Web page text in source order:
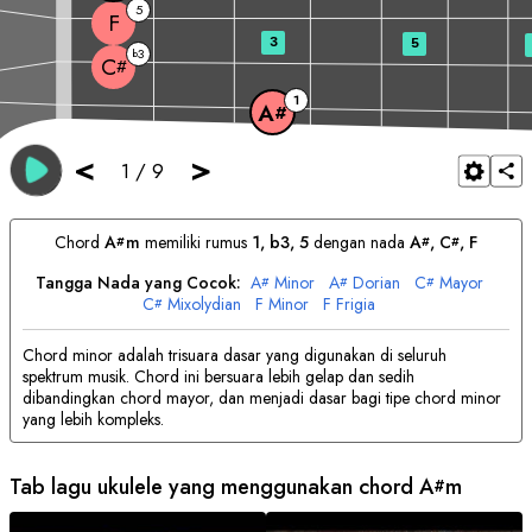
< 1 / 9 >
A# 1
C#
b3
F 5
3 5
ChordA#m memiliki rumus 1, b3, 5dengan nada A#, C#, F
Tangga Nada yang Cocok: A# Minor A# Dorian C# Mayor
C# Mixolydian F Minor F Frigia
Chord minor adalah trisuara dasar yang digunakan di seluruh
spektrum musik. Chord ini bersuara lebih gelap dan sedih
dibandingkan chord mayor, dan menjadi dasar bagi tipe chord minor
yang lebih kompleks.
Tab lagu ukulele yang menggunakan chord A#m